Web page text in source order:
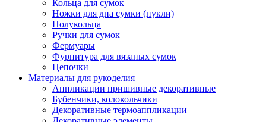
Кольца для сумок
Ножки для дна сумки (пукли)
Полукольца
Ручки для сумок
Фермуары
Фурнитура для вязаных сумок
Цепочки
Материалы для рукоделия
Аппликации пришивные декоративные
Бубенчики, колокольчики
Декоративные термоаппликации